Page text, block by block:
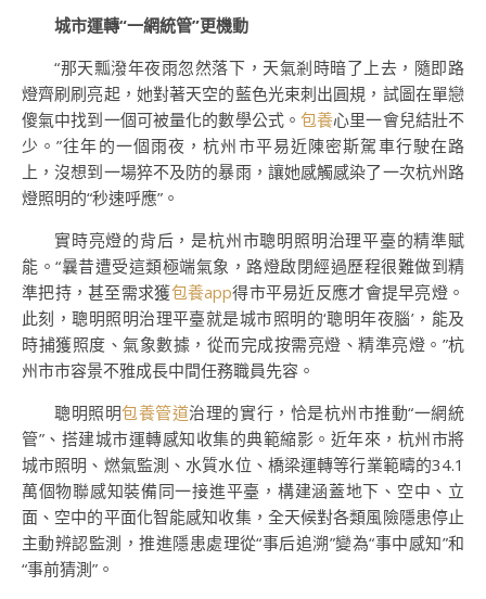
城市運轉“一網統管”更機動
“那天瓢潑年夜雨忽然落下，天氣剎時暗了上去，隨即路
燈齊刷刷亮起，她對著天空的藍色光束刺出圓規，試圖在單戀
傻氣中找到一個可被量化的數學公式。 包養心里一會兒結壯不
少。”往年的一個雨夜，杭州市平易近陳密斯駕車行駛在路
上，沒想到一場猝不及防的暴雨，讓她感觸感染了一次杭州路
燈照明的“秒速呼應”。
實時亮燈的背后，是杭州市聰明照明治理平臺的精準賦
能。“曩昔遭受這類極端氣象，路燈啟閉經過歷程很難做到精
準把持，甚至需求獲包養app得市平易近反應才會提早亮燈。
此刻，聰明照明治理平臺就是城市照明的‘聰明年夜腦’，能及
時捕獲照度、氣象數據，從而完成按需亮燈、精準亮燈。”杭
州市市容景不雅成長中間任務職員先容。
聰明照明包養管道治理的實行，恰是杭州市推動“一網統
管”、搭建城市運轉感知收集的典範縮影。近年來，杭州市將
城市照明、燃氣監測、水質水位、橋梁運轉等行業範疇的34.1
萬個物聯感知裝備同一接進平臺，構建涵蓋地下、空中、立
面、空中的平面化智能感知收集，全天候對各類風險隱患停止
主動辨認監測，推進隱患處理從“事后追溯”變為“事中感知”和
“事前猜測”。